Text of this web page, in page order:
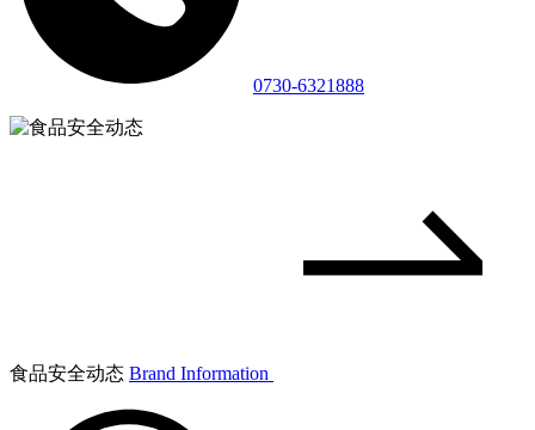
0730-6321888
食品安全动态 Brand Information